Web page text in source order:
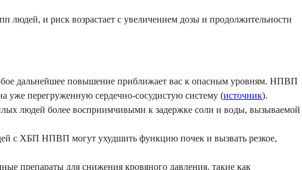
людей, и риск возрастает с увеличением дозы и продолжительности
дальнейшее повышение приближает вас к опасным уровням. НПВП
уже перегруженную сердечно-сосудистую систему (источник).
людей более восприимчивыми к задержке соли и воды, вызываемой
с ХБП НПВП могут ухудшить функцию почек и вызвать резкое,
препараты для снижения кровяного давления, такие как